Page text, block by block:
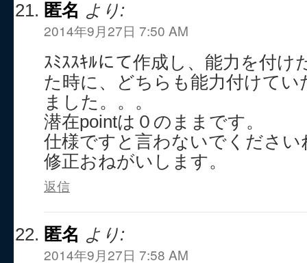
匿名 より:
2014年9月27日 7:50 AM
ｽﾐｽｽｷﾙにて作成し、能力を付け
た時に、どちらも能力付けて
ました。。。
潜在pointは０のままです。
仕様ですと言わないでください
修正おねがいします。
返信
匿名 より:
2014年9月27日 7:58 AM